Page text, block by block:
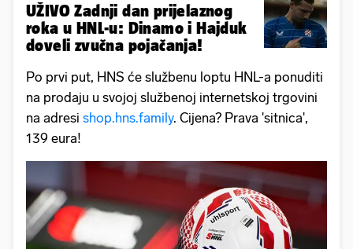
UŽIVO Zadnji dan prijelaznog
roka u HNL-u: Dinamo i Hajduk
doveli zvučna pojačanja!
Po prvi put, HNS će službenu loptu HNL-a ponuditi
na prodaju u svojoj službenoj internetskoj trgovini
na adresi shop.hns.family. Cijena? Prava 'sitnica',
139 eura!